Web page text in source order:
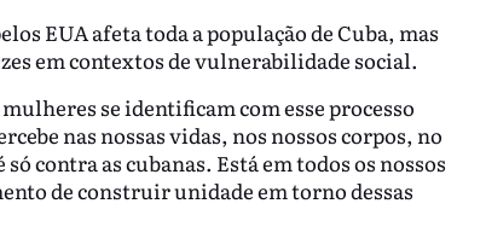
EUA afeta toda a população de Cuba, mas
em contextos de vulnerabilidade social.
se identificam com esse processo
nas nossas vidas, nos nossos corpos, no
contra as cubanas. Está em todos os nossos
de construir unidade em torno dessas